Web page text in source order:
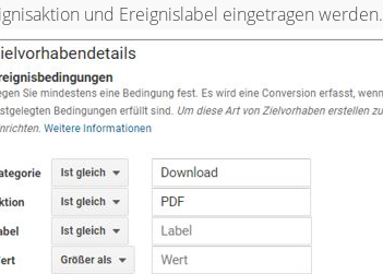
und Ereignislabel eingetragen werden.